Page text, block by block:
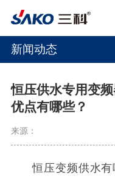
新闻动态
恒压供水专用变
优点有哪些？
来源：
恒压变频供水